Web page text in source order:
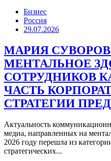
Бизнес
Россия
29.07.2026
МАРИЯ
МЕНТАЛЬНОЕ
СОТРУДНИКОВ
ЧАСТЬ
СТРАТЕГИИ
Актуальность
медиа, направленных на
2026 году перешла из
стратегических...